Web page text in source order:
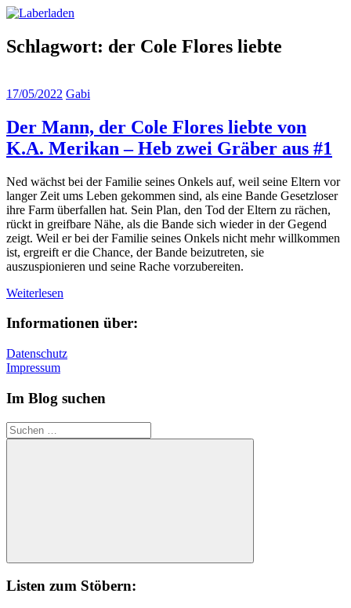
Zum
springen
Schlagwort: der Cole Flores liebte
17/05/2022 Gabi
Der Mann, der Cole Flores liebte von
K.A. Merikan – Heb zwei Gräber aus #1
Ned wächst bei der Familie seines Onkels auf, weil seine Eltern vor
langer Zeit ums Leben gekommen sind, als eine Bande Gesetzloser
ihre Farm überfallen hat. Sein Plan, den Tod der Eltern zu rächen,
rückt in greifbare Nähe, als die Bande sich wieder in der Gegend
zeigt. Weil er bei der Familie seines Onkels nicht mehr willkommen
ist, ergreift er die Chance, der Bande beizutreten, sie
auszuspionieren und seine Rache vorzubereiten.
Weiterlesen
Informationen über:
Datenschutz
Impressum
Im Blog suchen
Suchen
nach:
Suchen
Listen zum Stöbern: